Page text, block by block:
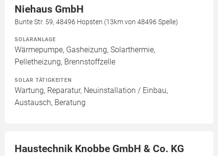
Niehaus GmbH
Bunte Str. 59, 48496 Hopsten (13km von 48496 Spelle)
SOLARANLAGE
Wärmepumpe, Gasheizung, Solarthermie,
Pelletheizung, Brennstoffzelle
SOLAR TÄTIGKEITEN
Wartung, Reparatur, Neuinstallation / Einbau,
Austausch, Beratung
Haustechnik Knobbe GmbH & Co. KG